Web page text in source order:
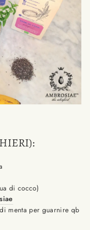
di cocco)
menta per guarnire qb